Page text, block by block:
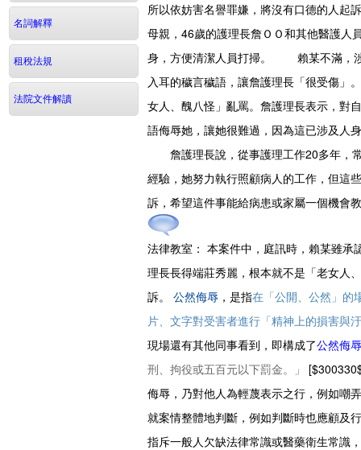
名詞解釋
租稅法規
法院文件解讀
所以依妨害名譽罪嫌，將沒有口德的人
母親，46歲的護理長詹ＯＯ和其他醫護人
身，方便清潔人員打掃。 賴某不滿，涉
入耳的穢言穢語，讓詹護理長「很受傷
女人、醜八怪」亂罵。詹護理長表示，對
語侮辱她，讓她很難過，因為這已涉及人
詹護理長說，從事護理工作20多年，常
經驗，她努力執行照顧病人的工作，但這
訴，希望這件事能給病患或家屬一個機會
法律教室： 本案件中，庭訊時，賴某雖承
理長長得端莊秀麗，根本就不是「老女人
訴。 公然侮辱 ，是指在「公開、公然」的
片、文字對受害者進行「精神上的損害與
現場還有其他同事看到，即構成了公然侮辱
刑、拘役或五百元以下罰金。」
侮辱，乃對他人為輕蔑表示之行，例如嘲
就案情整體地判斷，例如判斷時也應顧及
指斥一般人欠缺法律常識或醫藥衛生常識